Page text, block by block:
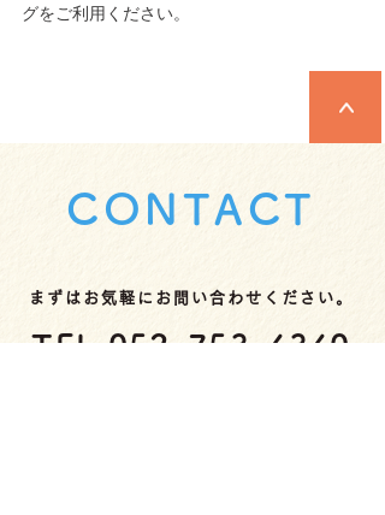
グをご利用ください。
CONTACT
TEL 052-753-4340
まずはお気軽にお問い合わせください。